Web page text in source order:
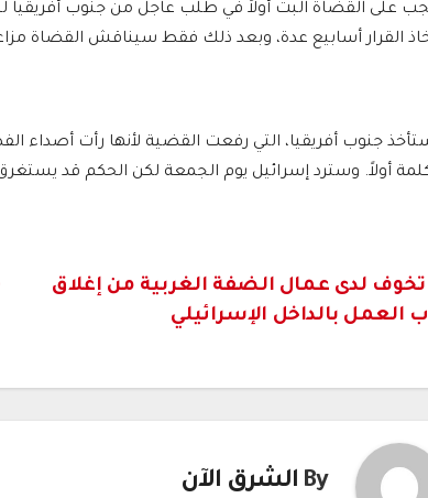
على القضاة البت أولاً في طلب عاجل من جنوب أفريقيا
القرار أسابيع عدة، وبعد ذلك فقط سيناقش القضاة
جنوب أفريقيا، التي رفعت القضية لأنها رأت أصداء
أولاً. وسترد إسرائيل يوم الجمعة لكن الحكم قد
تخوف لدى عمال الضفة الغربية من إغلاق
العمل بالداخل الإسرائيلي
By الشرق الآن